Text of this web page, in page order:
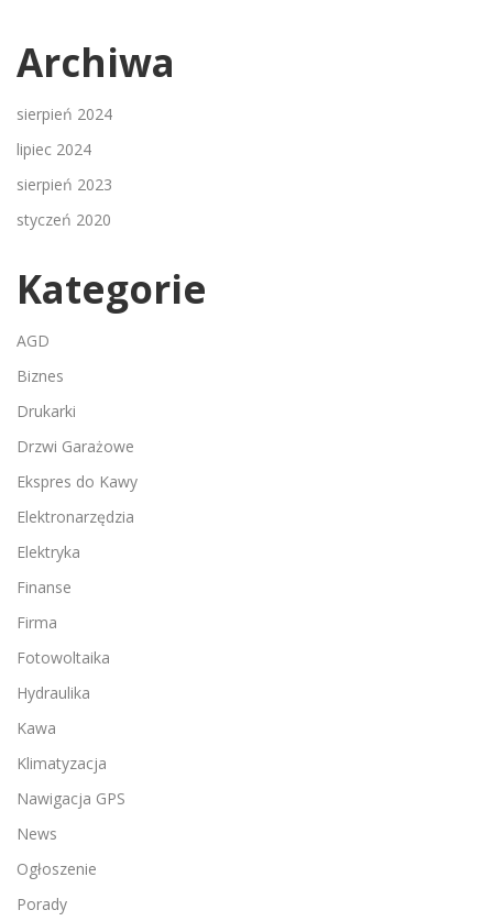
Archiwa
sierpień 2024
lipiec 2024
sierpień 2023
styczeń 2020
Kategorie
AGD
Biznes
Drukarki
Drzwi Garażowe
Ekspres do Kawy
Elektronarzędzia
Elektryka
Finanse
Firma
Fotowoltaika
Hydraulika
Kawa
Klimatyzacja
Nawigacja GPS
News
Ogłoszenie
Porady